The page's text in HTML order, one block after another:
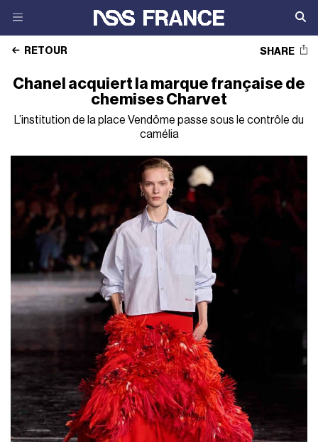
RETOUR SHARE
Chanel acquiert la marque française de
chemises Charvet
L’institution de la place Vendôme passe sous le contrôle du
camélia